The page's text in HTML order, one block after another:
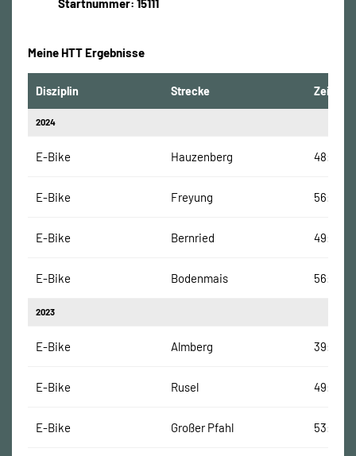
Startnummer: 15111
Meine HTT Ergebnisse
Disziplin Strecke Zeit
2024
E-Bike Hauzenberg 48:24
E-Bike Freyung 56:43
E-Bike Bernried 49:47
E-Bike Bodenmais 56:11
2023
E-Bike Almberg 39:45
E-Bike Rusel 49:30
E-Bike Großer Pfahl 53:34